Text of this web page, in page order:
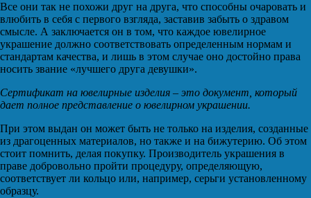
Все они так не похожи друг на друга, что способны очаровать и
влюбить в себя с первого взгляда, заставив забыть о здравом
смысле. А заключается он в том, что каждое ювелирное
украшение должно соответствовать определенным нормам и
стандартам качества, и лишь в этом случае оно достойно права
носить звание «лучшего друга девушки».
Сертификат на ювелирные изделия – это документ, который
дает полное представление о ювелирном украшении.
При этом выдан он может быть не только на изделия, созданные
из драгоценных материалов, но также и на бижутерию. Об этом
стоит помнить, делая покупку. Производитель украшения в
праве добровольно пройти процедуру, определяющую,
соответствует ли кольцо или, например, серьги установленному
образцу.